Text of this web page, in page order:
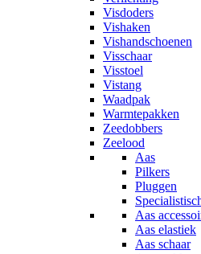
Visdoders
Vishaken
Vishandschoenen
Visschaar
Visstoel
Vistang
Waadpak
Warmtepakken
Zeedobbers
Zeelood
Aas
Pilkers
Pluggen
Aas
Aas elastiek
Aas schaar